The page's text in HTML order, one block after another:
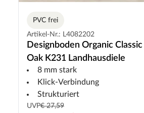
PVC frei
Artikel-Nr.: L4082202
Designboden Organic
Oak K231 Landhausdiele
8 mm stark
Klick-Verbindung
Strukturiert
UVP€ 27,59